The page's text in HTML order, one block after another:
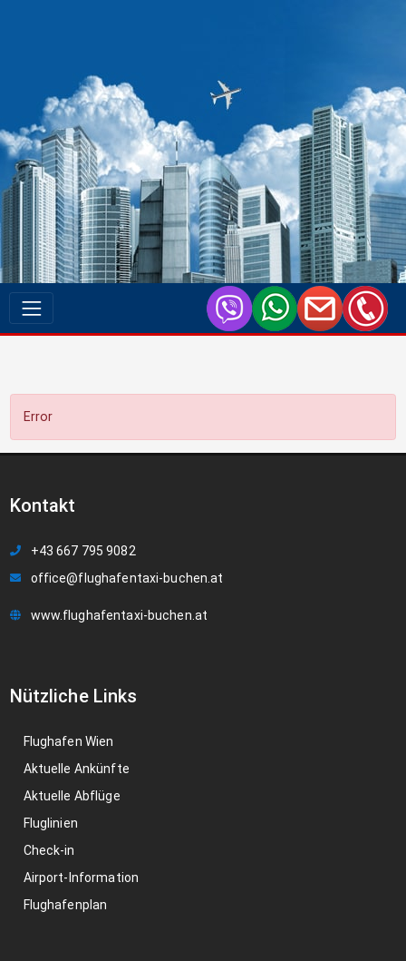
Error
Kontakt
+43 667 795 9082
office@flughafentaxi-buchen.at
www.flughafentaxi-buchen.at
Nützliche Links
Flughafen Wien
Aktuelle Ankünfte
Aktuelle Abflüge
Fluglinien
Check-in
Airport-Information
Flughafenplan